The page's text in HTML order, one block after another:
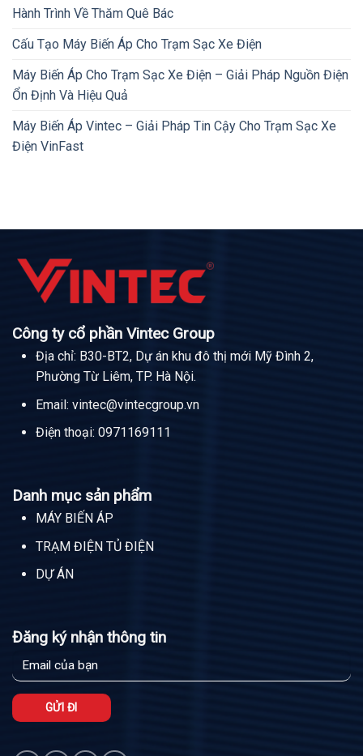
Hành Trình Về Thăm Quê Bác
Cấu Tạo Máy Biến Áp Cho Trạm Sạc Xe Điện
Máy Biến Áp Cho Trạm Sạc Xe Điện – Giải Pháp Nguồn Điện
Ổn Định Và Hiệu Quả
Máy Biến Áp Vintec – Giải Pháp Tin Cậy Cho Trạm Sạc Xe
Điện VinFast
Công ty cổ phần Vintec Group
Địa chỉ: B30-BT2, Dự án khu đô thị mới Mỹ Đình 2,
Phường Từ Liêm, TP. Hà Nội.
Email:vintec@vintecgroup.vn
Điện thoại:0971169111
Danh mục sản phẩm
MÁY BIẾN ÁP
TRẠM ĐIỆN TỦ ĐIỆN
DỰ ÁN
Đăng ký nhận thông tin